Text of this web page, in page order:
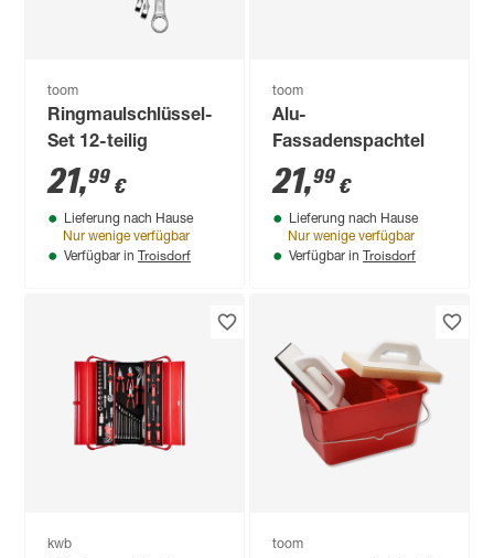
toom
Ringmaulschlüssel-
Set 12-teilig
21,99 €
Lieferung nach Hause
Nur wenige verfügbar
Verfügbar in Troisdorf
toom
Alu-
Fassadenspachtel
21,99 €
Lieferung nach Hause
Nur wenige verfügbar
Verfügbar in Troisdorf
kwb toom